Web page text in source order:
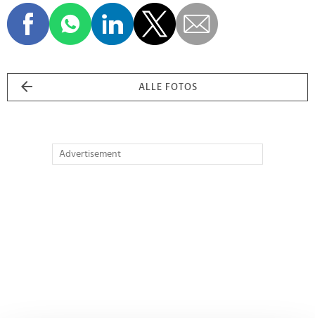
ALLE FOTOS
Advertisement